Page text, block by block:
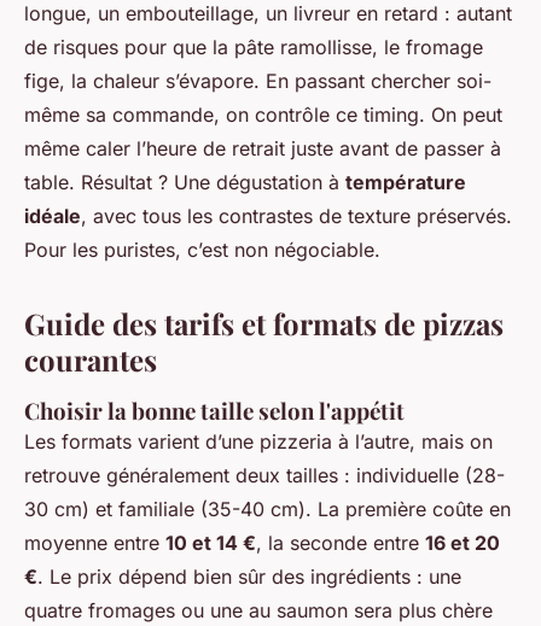
longue, un embouteillage, un livreur en retard : autant
de risques pour que la pâte ramollisse, le fromage
fige, la chaleur s’évapore. En passant chercher soi-
même sa commande, on contrôle ce timing. On peut
même caler l’heure de retrait juste avant de passer à
table. Résultat ? Une dégustation à température
idéale, avec tous les contrastes de texture préservés.
Pour les puristes, c’est non négociable.
Guide des tarifs et formats de pizzas
courantes
Choisir la bonne taille selon l'appétit
Les formats varient d’une pizzeria à l’autre, mais on
retrouve généralement deux tailles : individuelle (28-
30 cm) et familiale (35-40 cm). La première coûte en
moyenne entre 10 et 14 €, la seconde entre 16 et 20
€. Le prix dépend bien sûr des ingrédients : une
quatre fromages ou une au saumon sera plus chère